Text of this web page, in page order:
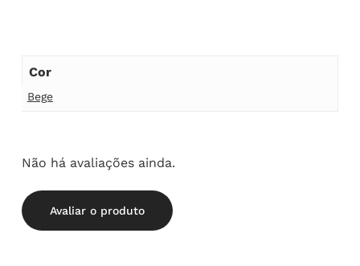
Cor
Bege
Não há avaliações ainda.
Avaliar o produto